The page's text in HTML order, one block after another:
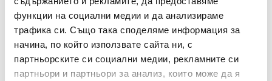
функции на социални медии и да анализираме
трафика си. Също така споделяме информация за
начина, по който използвате сайта ни, с
партньорските си социални медии, рекламните си
партньори и партньори за анализ, които може да я
Сменяем Пълнител Не
Брой В Опаковка 10
Вид Тънкописец